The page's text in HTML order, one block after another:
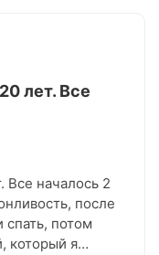
лет. Все
началось 2
после
спать, потом
который я…